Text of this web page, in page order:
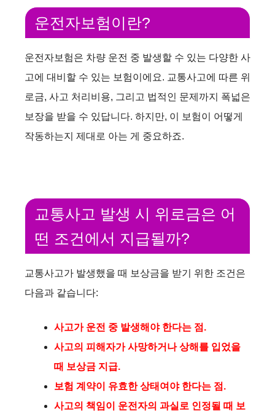
운전자보험이란?
운전자보험은 차량 운전 중 발생할 수 있는 다양한 사
고에 대비할 수 있는 보험이에요. 교통사고에 따른 위
로금, 사고 처리비용, 그리고 법적인 문제까지 폭넓은
보장을 받을 수 있답니다. 하지만, 이 보험이 어떻게
작동하는지 제대로 아는 게 중요하죠.
교통사고 발생 시 위로금은 어
떤 조건에서 지급될까?
교통사고가 발생했을 때 보상금을 받기 위한 조건은
다음과 같습니다:
사고가 운전 중 발생해야 한다는 점.
사고의 피해자가 사망하거나 상해를 입었을
때 보상금 지급.
보험 계약이 유효한 상태여야 한다는 점.
사고의 책임이 운전자의 과실로 인정될 때 보